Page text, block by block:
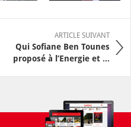
ARTICLE SUIVANT
Qui Sofiane Ben Tounes
proposé à l’Energie et ...